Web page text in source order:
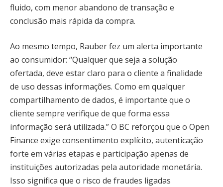
fluido, com menor abandono de transação e
conclusão mais rápida da compra.
Ao mesmo tempo, Rauber fez um alerta importante
ao consumidor: “Qualquer que seja a solução
ofertada, deve estar claro para o cliente a finalidade
de uso dessas informações. Como em qualquer
compartilhamento de dados, é importante que o
cliente sempre verifique de que forma essa
informação será utilizada.” O BC reforçou que o Open
Finance exige consentimento explícito, autenticação
forte em várias etapas e participação apenas de
instituições autorizadas pela autoridade monetária.
Isso significa que o risco de fraudes ligadas